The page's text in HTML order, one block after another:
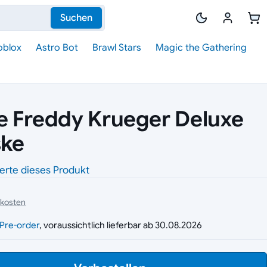
Suchen
Astro Bot Brawl Stars
Magic the Gathering
Freddy Krueger Deluxe
dieses Produkt
Pre-order, voraussichtlich lieferbar ab 30.08.2026